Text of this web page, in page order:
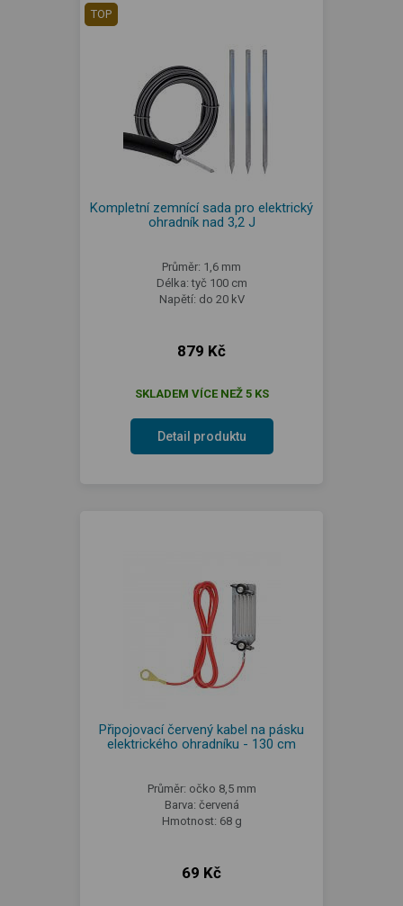
TOP
Kompletní zemnící sada pro elektrický
ohradník nad 3,2 J
Průměr: 1,6 mm
Délka: tyč 100 cm
Napětí: do 20 kV
879 Kč
SKLADEM VÍCE NEŽ 5 KS
Detail produktu
Připojovací červený kabel na pásku
elektrického ohradníku - 130 cm
Průměr: očko 8,5 mm
Barva: červená
Hmotnost: 68 g
69 Kč